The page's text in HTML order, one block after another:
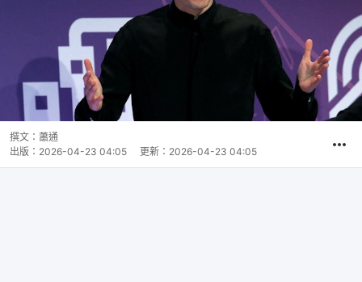
撰文： 蕭通
出版： 2026-04-23 04:05 更新： 2026-04-23 04:05